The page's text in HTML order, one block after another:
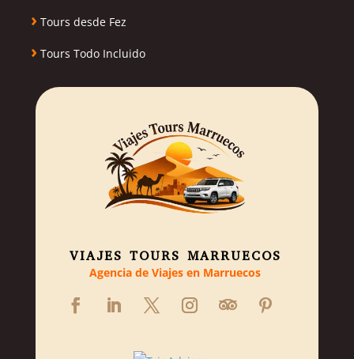
› Tours desde Fez
› Tours Todo Incluido
VIAJES TOURS MARRUECOS
Agencia de Viajes en Marruecos